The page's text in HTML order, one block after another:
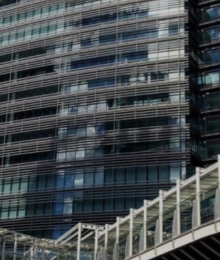
横浜駅東口地区
主要用途・設備から検索
公園・プロムナード
パブリックアート
橋梁
モビリティ
その他
建設中・計画中